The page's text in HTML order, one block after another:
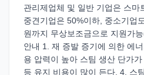
관리제업체 및 일반 기업은 스마
중견기업은 50%이하, 중소기업
원까지 무상보조금으로 지원가
안내 1. 재 증발 증기에 의한 에
용 압력이 높아 스팀 생산 단가
등 유지 비용이 많이 든다. 4. 스